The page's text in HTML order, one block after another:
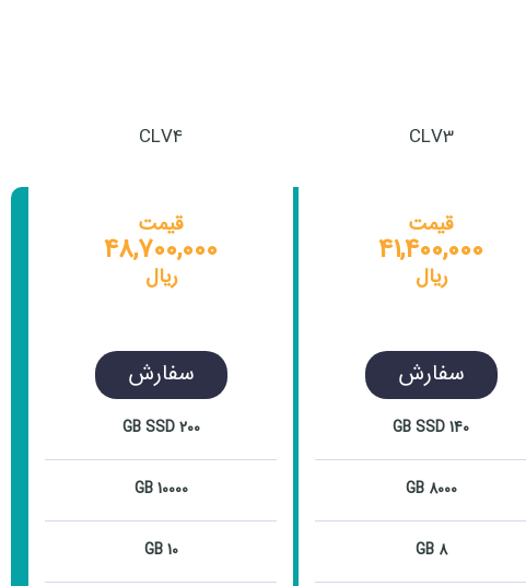
CLV3
قیمت
41,400,000
ریال
سفارش
140 GB SSD
8000 GB
8 GB
CLV4
قیمت
48,700,000
ریال
سفارش
200 GB SSD
10000 GB
10 GB